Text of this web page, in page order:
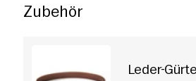
Zubehör
Leder-